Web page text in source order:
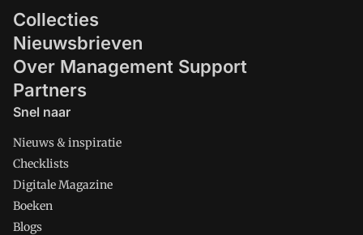
Collecties
Nieuwsbrieven
Over Management Support
Partners
Snel naar
Nieuws & inspiratie
Checklists
Digitale Magazine
Boeken
Blogs